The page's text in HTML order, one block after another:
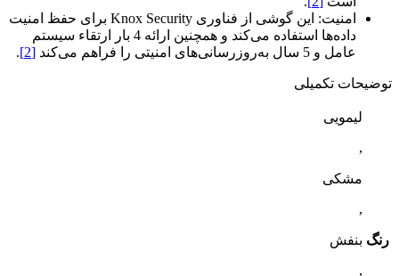
امنیت: این گوشی از فناوری Knox Security برای حفظ امنیت
داده‌ها استفاده می‌کند و همچنین ارائه 4 بار ارتقاء سیستم
عامل و 5 سال به‌روزرسانی‌های امنیتی را فراهم می‌کند
[2]
.
توضیحات تکمیلی
رنگ
لیمویی
,
مشکی
,
بنفش
,